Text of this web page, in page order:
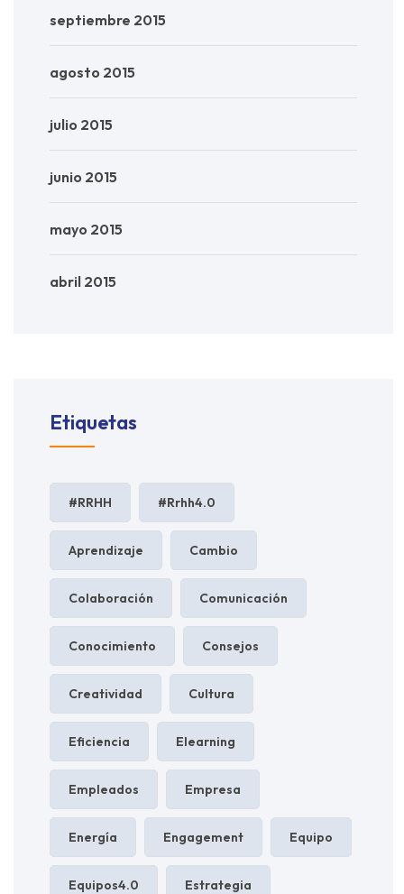
septiembre 2015
agosto 2015
julio 2015
junio 2015
mayo 2015
abril 2015
Etiquetas
#RRHH #rrhh4.0
Aprendizaje Cambio
Colaboración Comunicación
Conocimiento Consejos
Creatividad Cultura
Eficiencia Elearning
Empleados Empresa
Energía Engagement Equipo
Equipos4.0 Estrategia